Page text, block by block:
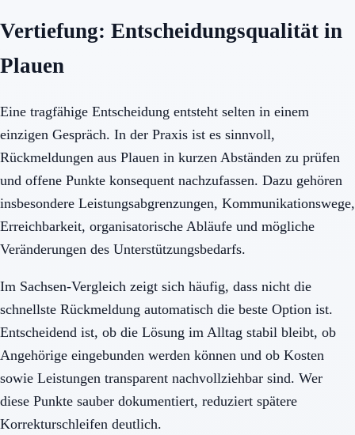
Vertiefung: Entscheidungsqualität in
Plauen
Eine tragfähige Entscheidung entsteht selten in einem
einzigen Gespräch. In der Praxis ist es sinnvoll,
Rückmeldungen aus Plauen in kurzen Abständen zu prüfen
und offene Punkte konsequent nachzufassen. Dazu gehören
insbesondere Leistungsabgrenzungen, Kommunikationswege,
Erreichbarkeit, organisatorische Abläufe und mögliche
Veränderungen des Unterstützungsbedarfs.
Im Sachsen-Vergleich zeigt sich häufig, dass nicht die
schnellste Rückmeldung automatisch die beste Option ist.
Entscheidend ist, ob die Lösung im Alltag stabil bleibt, ob
Angehörige eingebunden werden können und ob Kosten
sowie Leistungen transparent nachvollziehbar sind. Wer
diese Punkte sauber dokumentiert, reduziert spätere
Korrekturschleifen deutlich.